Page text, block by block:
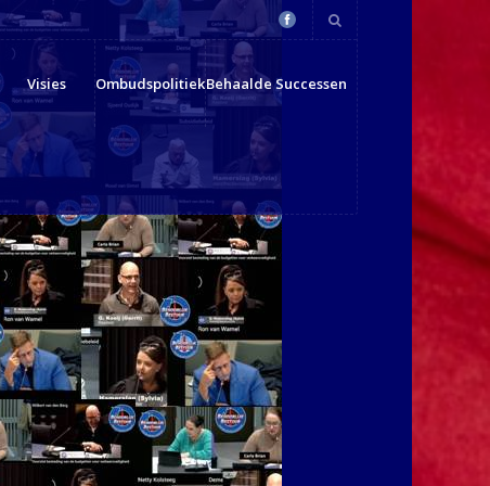
Visies OmbudspolitiekBehaalde Successen